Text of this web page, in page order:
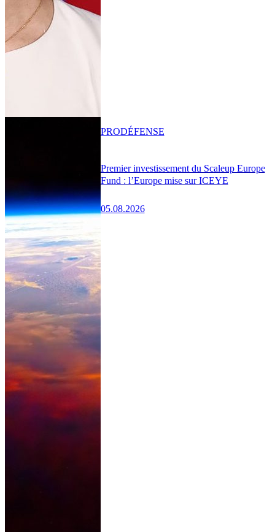
Premier investissement du Scaleup Europe
Fund : l’Europe mise sur ICEYE
05.08.2026
PRODÉFENSE